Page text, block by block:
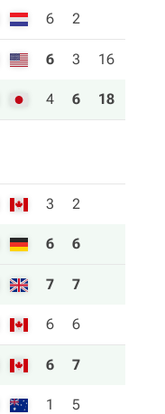
6 2
6 3 16
4 6 18
3 2
6 6
7 7
6 6
6 7
1 5